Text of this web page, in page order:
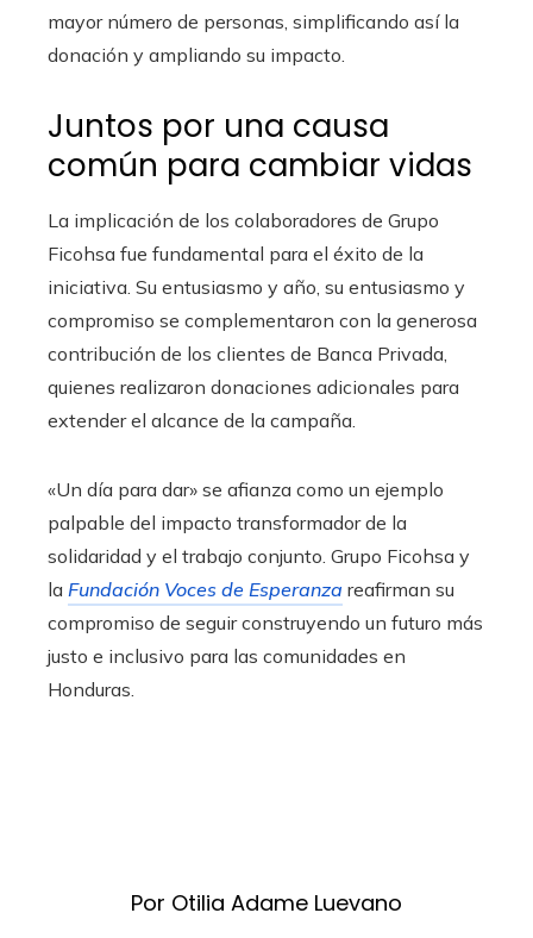
mayor número de personas, simplificando así la
donación y ampliando su impacto.
Juntos por una causa
común para cambiar vidas
La implicación de los colaboradores de Grupo
Ficohsa fue fundamental para el éxito de la
iniciativa. Su entusiasmo y año, su entusiasmo y
compromiso se complementaron con la generosa
contribución de los clientes de Banca Privada,
quienes realizaron donaciones adicionales para
extender el alcance de la campaña.
«Un día para dar» se afianza como un ejemplo
palpable del impacto transformador de la
solidaridad y el trabajo conjunto. Grupo Ficohsa y
la Fundación Voces de Esperanza reafirman su
compromiso de seguir construyendo un futuro más
justo e inclusivo para las comunidades en
Honduras.
Por Otilia Adame Luevano